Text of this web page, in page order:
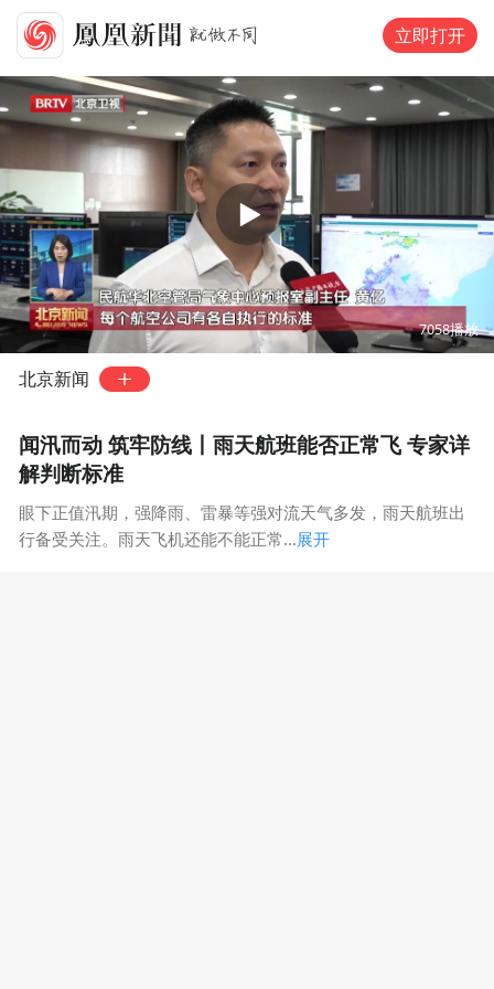
立即打开
00:00 02:03
7058播放
北京新闻
闻汛而动 筑牢防线丨雨天航班能否正常飞 专家详
解判断标准
眼下正值汛期，强降雨、雷暴等强对流天气多发，雨天航班出
行备受关注。雨天飞机还能不能正常...展开